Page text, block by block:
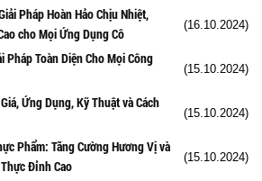
Pháp Hoàn Hảo Chịu Nhiệt,
cho Mọi Ứng Dụng Cô
(16.10.2024)
Toàn Diện Cho Mọi Công
(15.10.2024)
Ứng Dụng, Kỹ Thuật và Cách
(15.10.2024)
Phẩm: Tăng Cường Hương Vị và
Đỉnh Cao
(15.10.2024)